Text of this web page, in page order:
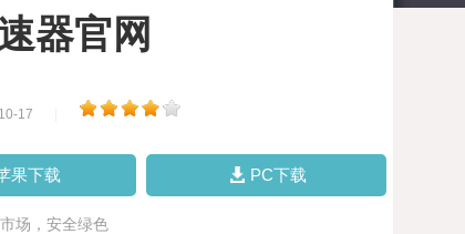
器官网
17
果下载 PC下载
场，安全绿色